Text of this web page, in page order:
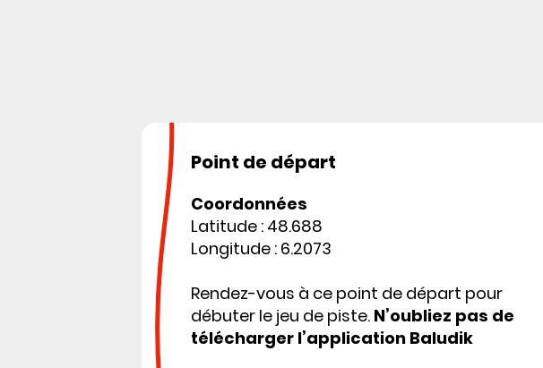
Point de départ
Coordonnées
Latitude : 48.688
Longitude : 6.2073
Rendez-vous à ce point de départ pour
débuter le jeu de piste. N’oubliez pas de
télécharger l’application Baludik